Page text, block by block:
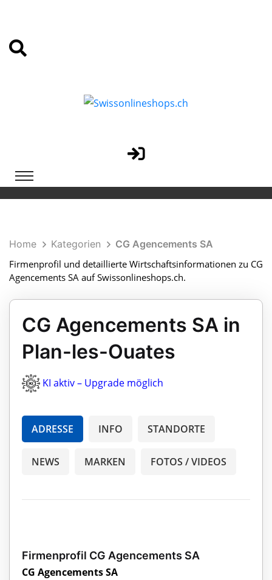
Home Kategorien
CG Agencements SA
Firmenprofil und detaillierte Wirtschaftsinformationen zu CG
Agencements SA auf Swissonlineshops.ch.
CG Agencements SA in
Plan-les-Ouates
KI aktiv – Upgrade möglich
ADRESSE INFO STANDORTE
NEWS MARKEN FOTOS / VIDEOS
Firmenprofil CG Agencements SA
CG Agencements SA